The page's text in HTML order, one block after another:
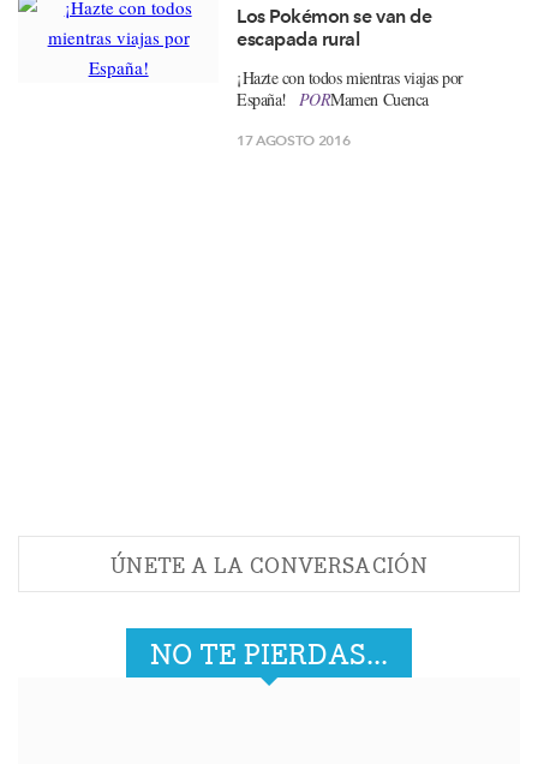
Los Pokémon se van de
escapada rural
¡Hazte con todos mientras viajas por
España!​ PORMamen Cuenca
17 AGOSTO 2016
ÚNETE A LA CONVERSACIÓN
NO TE PIERDAS...